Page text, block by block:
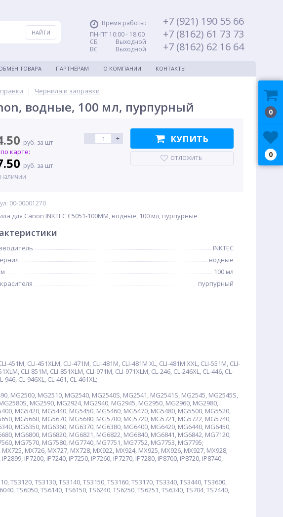
Время работы:
ПН-ПТ 10:00 - 18:00
СБ Выходной
ВС Выходной
+7 (921) 190 55 66
+7 (8162) 61 73 73
+7 (8162) 62 16 64
ТОВАРА ПАРТНЁРАМ О КОМПАНИИ КОНТАКТЫ
| Чернила и заправки
водные, 100 мл, пурпурный
руб. за шт
карте:
руб. за шт
- + КУПИТЬ
ОТЛОЖИТЬ
00-00001270
для Canon INKTEC C5051-100MM, водные, 100 мл, пурпурные
INKTEC
водные
100 мл
пурпурный
CLI-451XLM, CLI-471M, CLI-481M, CLI-481M XL, CLI-481M XXL, CLI-551M, CLI-
CLI-851M, CLI-851XLM, CLI-971M, CLI-971XLM, CL-246, CL-246XL, CL-446, CL-
946, CL-946XL, CL-461, CL-461XL;
MG2500, MG2510, MG2540, MG2540S, MG2541, MG2541S, MG2545, MG2545S,
MG2590, MG2924, MG2940, MG2945, MG2950, MG2960, MG2980,
MG5420, MG5440, MG5450, MG5460, MG5470, MG5480, MG5500, MG5520,
MG5660, MG5670, MG5680, MG5700, MG5720, MG5721, MG5722, MG5740,
MG6350, MG6360, MG6370, MG6380, MG6400, MG6420, MG6440, MG6450,
MG6800, MG6820, MG6821, MG6822, MG6840, MG6841, MG6842, MG7120,
MG7570, MG7580, MG7740, MG7751, MG7752, MG7753, MG7795;
MX726, MX727, MX728, MX922, MX924, MX925, MX926, MX927, MX928;
iP7200, iP7240, iP7250, iP7260, iP7270, iP7280, iP8700, iP8720, iP8740,
TS3120, TS3130, TS3140, TS3150, TS3160, TS3170, TS3340, TS3440, TS3600,
TS6050, TS6140, TS6150, TS6240, TS6250, TS6251, TS6340, TS704, TS7440,
0
0